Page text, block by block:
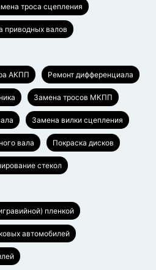
троса сцепления
приводных валов
АКПП Ремонт дифференциала
Замена тросов МКПП
Замена вилки сцепления
вала Покраска дисков
стекол
пленкой
автомобилей